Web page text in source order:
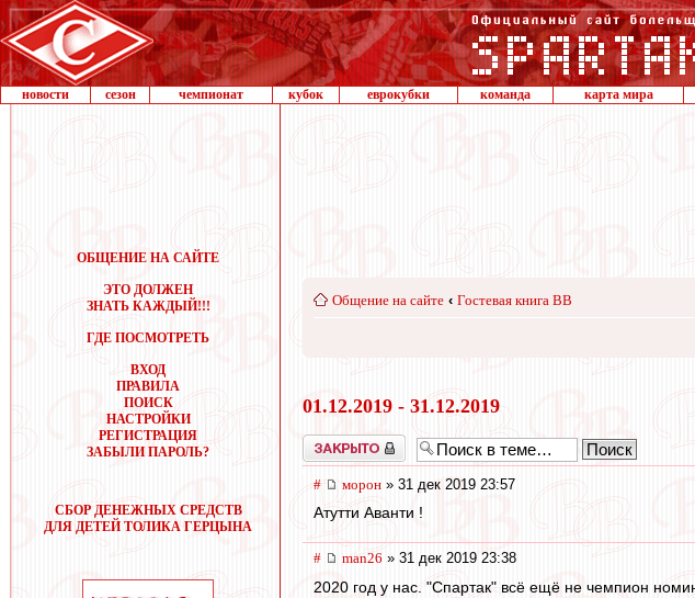
новости сезон чемпионат кубок еврокубки команда карта мира
ОБЩЕНИЕ НА САЙТЕ
ЭТО ДОЛЖЕН
ЗНАТЬ КАЖДЫЙ!!!
ГДЕ ПОСМОТРЕТЬ
ВХОД
ПРАВИЛА
ПОИСК
НАСТРОЙКИ
РЕГИСТРАЦИЯ
ЗАБЫЛИ ПАРОЛЬ?
СБОР ДЕНЕЖНЫХ СРЕДСТВ
ДЛЯ ДЕТЕЙ ТОЛИКА ГЕРЦЫНА
Общение на сайте ‹ Гостевая книга ВВ
01.12.2019 - 31.12.2019
Закрыто
# морон » 31 дек 2019 23:57
Атутти Аванти !
# man26 » 31 дек 2019 23:38
2020 год у нас. "Спартак" всё ещё не чемпион